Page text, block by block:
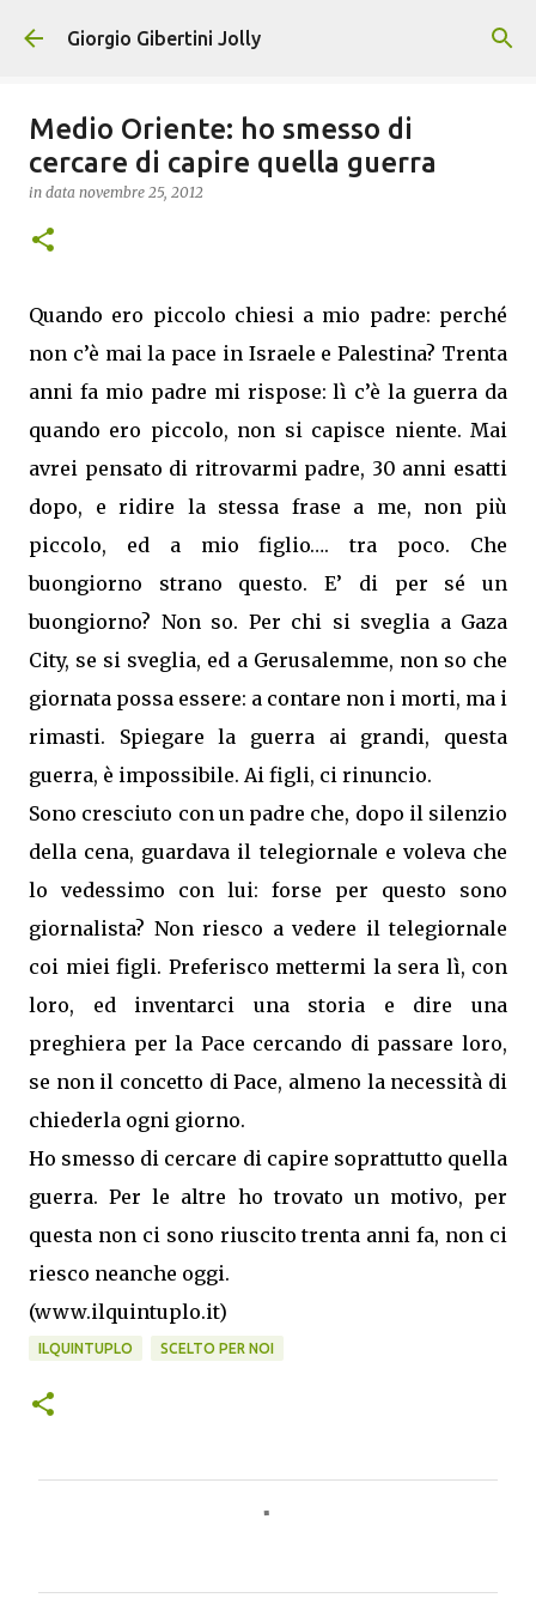
Passa ai contenuti principali
Giorgio Gibertini Jolly
Medio Oriente: ho smesso di
cercare di capire quella guerra
in data novembre 25, 2012
Quando ero piccolo chiesi a mio padre: perché
non c’è mai la pace in Israele e Palestina? Trenta
anni fa mio padre mi rispose: lì c’è la guerra da
quando ero piccolo, non si capisce niente. Mai
avrei pensato di ritrovarmi padre, 30 anni esatti
dopo, e ridire la stessa frase a me, non più
piccolo, ed a mio figlio…. tra poco. Che
buongiorno strano questo. E’ di per sé un
buongiorno? Non so. Per chi si sveglia a Gaza
City, se si sveglia, ed a Gerusalemme, non so che
giornata possa essere: a contare non i morti, ma i
rimasti. Spiegare la guerra ai grandi, questa
guerra, è impossibile. Ai figli, ci rinuncio.
Sono cresciuto con un padre che, dopo il silenzio
della cena, guardava il telegiornale e voleva che
lo vedessimo con lui: forse per questo sono
giornalista? Non riesco a vedere il telegiornale
coi miei figli. Preferisco mettermi la sera lì, con
loro, ed inventarci una storia e dire una
preghiera per la Pace cercando di passare loro,
se non il concetto di Pace, almeno la necessità di
chiederla ogni giorno.
Ho smesso di cercare di capire soprattutto quella
guerra. Per le altre ho trovato un motivo, per
questa non ci sono riuscito trenta anni fa, non ci
riesco neanche oggi.
(www.ilquintuplo.it)
ILQUINTUPLO SCELTO PER NOI